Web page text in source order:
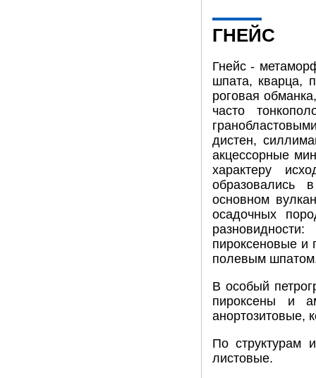
ГНЕЙС
Гнейс -
шпата, кварца,
роговая
часто
дистен,
акцессорные
характеру
образовались
основном
осадочных
пироксеновые и
полевым
В особый
пироксены и
анортозитовые,
По структурам
листовые.